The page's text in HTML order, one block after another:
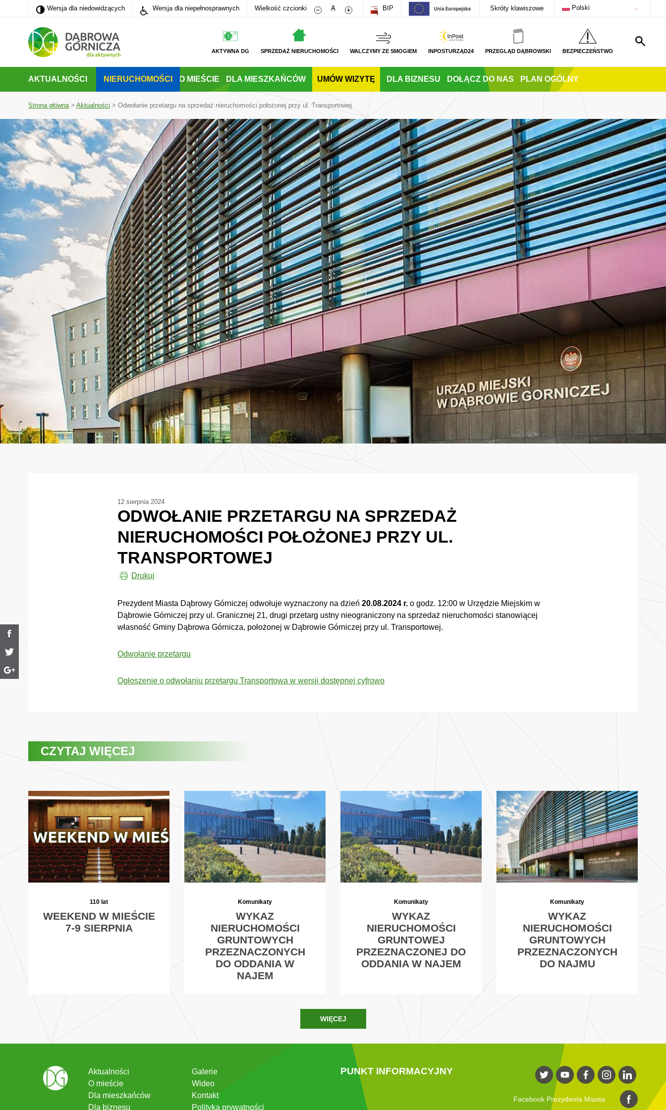
PRZEJDŹ DO MENU GŁÓWNEGO
PRZEJDŹ DO WYSZUKIWARKI
PRZEJDŹ DO TREŚCI
Wersja dla niedowidzących
Wersja dla niedowidzących Wersja dla niepełnosprawnych Wielkość czcionki Zmniejsz rozmiar czcionki
A Zwiększ rozmiar czcionki
BIP Skróty klawiszowe Polski
AKTYWNA DG SPRZEDAŻ NIERUCHOMOŚCI WALCZYMY ZE SMOGIEM INPOSTURZĄD24 PRZEGLĄD DĄBROWSKI BEZPIECZEŃSTWO
AKTUALNOŚCI NIERUCHOMOŚCI O MIEŚCIE DLA MIESZKAŃCÓW UMÓW WIZYTĘ DLA BIZNESU DOŁĄCZ DO NAS PLAN OGÓLNY
Strona główna> Aktualności > Odwołanie przetargu na sprzedaż nieruchomości położonej przy ul. Transportowej
12 sierpnia 2024
ODWOŁANIE PRZETARGU NA SPRZEDAŻ
NIERUCHOMOŚCI POŁOŻONEJ PRZY UL.
TRANSPORTOWEJ
Drukuj
Prezydent Miasta Dąbrowy Górniczej odwołuje wyznaczony na dzień 20.08.2024 r. o godz. 12:00 w Urzędzie Miejskim w
Dąbrowie Górniczej przy ul. Granicznej 21, drugi przetarg ustny nieograniczony na sprzedaż nieruchomości stanowiącej
własność Gminy Dąbrowa Górnicza, położonej w Dąbrowie Górniczej przy ul. Transportowej.
Odwołanie przetargu
Ogłoszenie o odwołaniu przetargu Transportowa w wersji dostępnej cyfrowo
CZYTAJ WIĘCEJ
110 lat
WEEKEND W MIEŚCIE
7-9 SIERPNIA
Komunikaty
WYKAZ
NIERUCHOMOŚCI
GRUNTOWYCH
PRZEZNACZONYCH
DO ODDANIA W
NAJEM
Komunikaty
WYKAZ
NIERUCHOMOŚCI
GRUNTOWEJ
PRZEZNACZONEJ DO
ODDANIA W NAJEM
Komunikaty
WYKAZ
NIERUCHOMOŚCI
GRUNTOWYCH
PRZEZNACZONYCH
DO NAJMU
WIĘCEJ
Aktualności
O mieście
Dla mieszkańców
Dla biznesu
Galerie
Wideo
Kontakt
Polityka prywatności
PUNKT INFORMACYJNY
Facebook Prezydenta Miasta